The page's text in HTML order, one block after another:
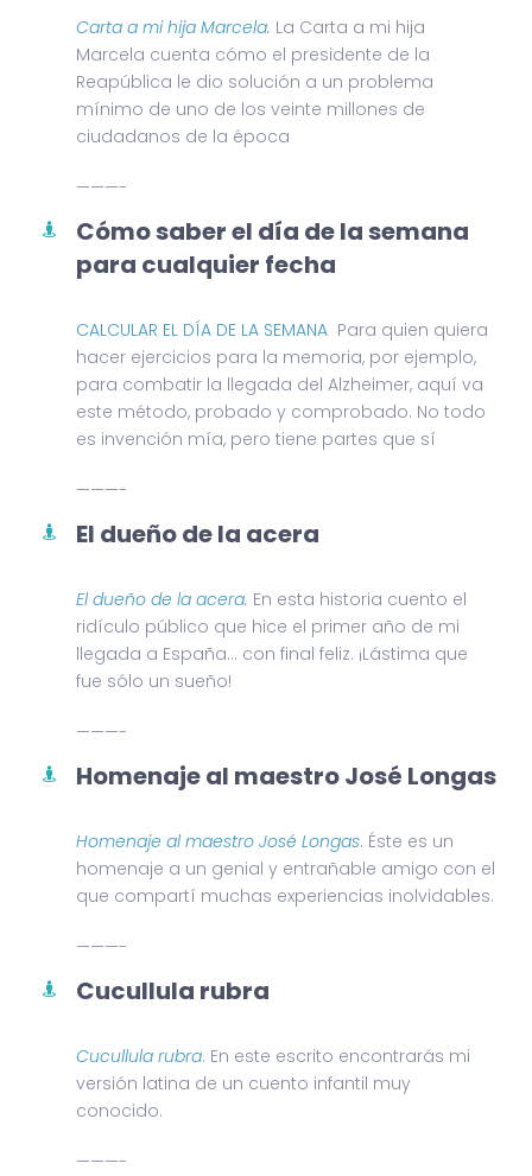
Carta a mi hija Marcela. La Carta a mi hija
Marcela cuenta cómo el presidente de la
Reapública le dio solución a un problema
mínimo de uno de los veinte millones de
ciudadanos de la época
———-
Cómo saber el día de la semana
para cualquier fecha
CALCULAR EL DÍA DE LA SEMANAPara quien quiera
hacer ejercicios para la memoria, por ejemplo,
para combatir la llegada del Alzheimer, aquí va
este método, probado y comprobado. No todo
es invención mía, pero tiene partes que sí
———-
El dueño de la acera
El dueño de la acera. En esta historia cuento el
ridículo público que hice el primer año de mi
llegada a España… con final feliz. ¡Lástima que
fue sólo un sueño!
———-
Homenaje al maestro José Longas
Homenaje al maestro José Longas. Éste es un
homenaje a un genial y entrañable amigo con el
que compartí muchas experiencias inolvidables.
———-
Cucullula rubra
Cucullula rubra. En este escrito encontrarás mi
versión latina de un cuento infantil muy
conocido.
———-